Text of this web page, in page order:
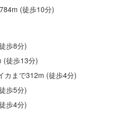
(徒歩10分)
歩8分)
(徒歩13分)
カまで312m (徒歩4分)
歩5分)
歩4分)